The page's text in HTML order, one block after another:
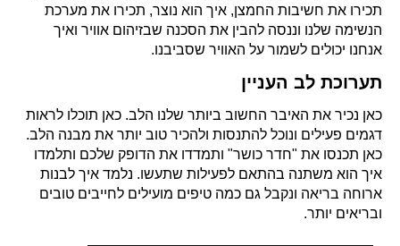
תכירו את חשיבות החמצן, איך הוא נוצר, תכירו את מערכת
הנשימה שלנו וננסה להבין את הסכנה שבזיהום אוויר ואיך
אנחנו יכולים לשמור על האוויר שסביבנו.
תערוכת לב העניין
כאן נכיר את האיבר החשוב ביותר שלנו הלב. כאן תוכלו לראות
דגמים פעילים ונוכל להתנסות ולהכיר טוב יותר את מבנה הלב.
כאן תכנסו את "חדר כושר" ותמדדו את הדופק שלכם ותלמדו
איך הוא משתנה בהתאם לפעילות שתעשו. נלמד איך לבנות
ארוחה בריאה ונקבל גם כמה טיפים מועילים לחייבים טובים
ובריאים יותר.